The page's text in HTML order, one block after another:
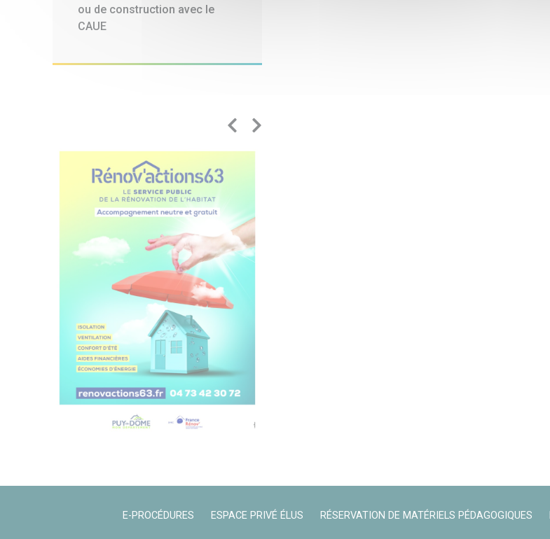
ou de construction avec le
CAUE
E-PROCÉDURES ESPACE PRIVÉ ÉLUS RÉSERVATION DE MATÉRIELS PÉDAGOGIQUES